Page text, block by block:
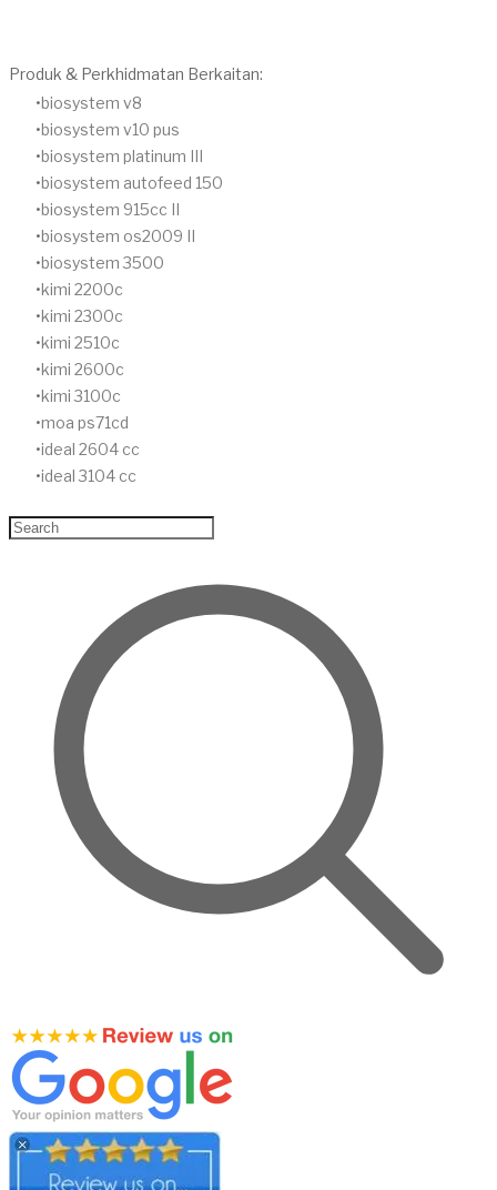
Produk & Perkhidmatan Berkaitan:
biosystem v8
biosystem v10 pus
biosystem platinum III
biosystem autofeed 150
biosystem 915cc II
biosystem os2009 II
biosystem 3500
kimi 2200c
kimi 2300c
kimi 2510c
kimi 2600c
kimi 3100c
moa ps71cd
ideal 2604 cc
ideal 3104 cc